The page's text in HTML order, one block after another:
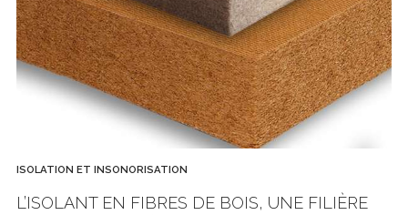
ISOLATION ET INSONORISATION
L’ISOLANT EN FIBRES DE BOIS, UNE FILIÈRE